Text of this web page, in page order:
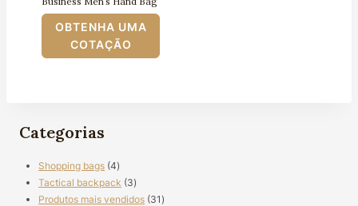
OBTENHA UMA
COTAÇÃO
Categorias
Shopping bags 44
produtos
Tactical backpack 33
produtos
Produtos mais vendidos 31 31